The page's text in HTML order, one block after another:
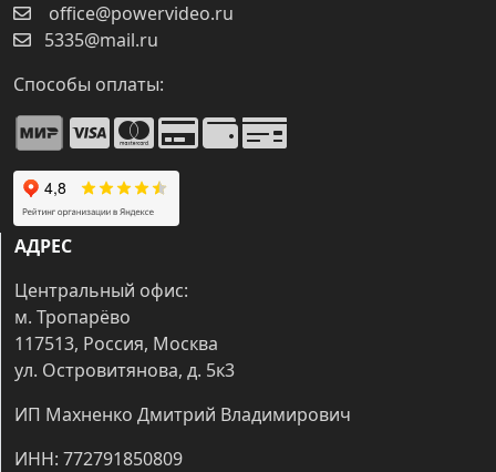
office@powervideo.ru
5335@mail.ru
Способы оплаты:
АДРЕС
Центральный офис:
м. Тропарёво
117513, Россия, Москва
ул. Островитянова, д. 5к3
ИП Махненко Дмитрий Владимирович
ИНН: 772791850809